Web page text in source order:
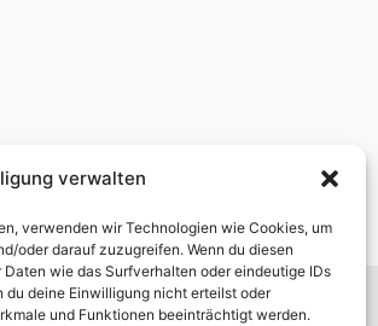
verwalten
verwenden wir Technologien wie Cookies, um
oder darauf zuzugreifen. Wenn du diesen
wie das Surfverhalten oder eindeutige IDs
du deine Einwilligung nicht erteilst oder
und Funktionen beeinträchtigt werden.